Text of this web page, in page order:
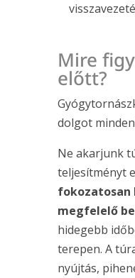
Mire
előtt?
dolgot
Ne akarjunk
teljesítményt
fokozatosan
megfelelő
hidegebb
terepen. A
nyújtás,